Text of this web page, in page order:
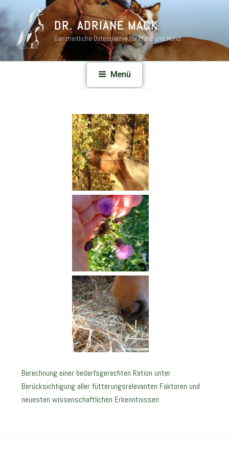
DR. ADRIANE MACK
Ganzheitliche Osteopathie für Pferd und Hund
Menü
Berechnung einer bedarfsgerechten Ration unter
Berücksichtigung aller fütterungsrelevanten Faktoren und
neuesten wissenschaftlichen Erkenntnissen